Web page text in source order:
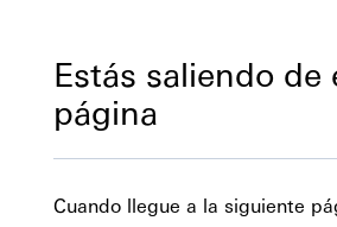
Estás saliendo de
página
Cuando llegue a la siguiente